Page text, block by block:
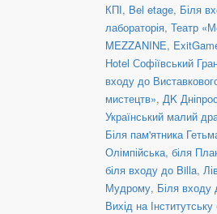
КПІ, Bel etage, Біля
лабораторія, Театр
MEZZANINE,
Hotel Софіївський
входу до
мистецтв», ДK
Український малий
Біля пам'ятника
Олімпійська, біля
біля входу до Billa,
Мудрому, Біля
Вихід на Інститутську